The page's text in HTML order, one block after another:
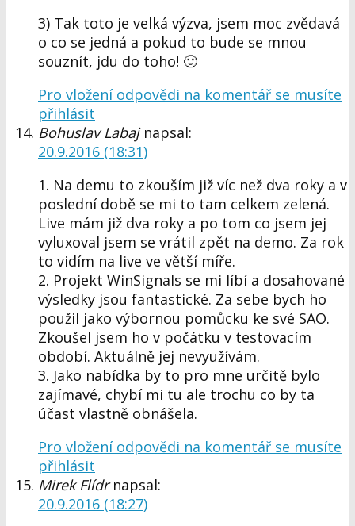
3) Tak toto je velká výzva, jsem moc zvědavá
o co se jedná a pokud to bude se mnou
souznít, jdu do toho! 🙂
Pro vložení odpovědi na komentář se musíte
přihlásit
Bohuslav Labaj napsal:
20.9.2016 (18:31)
1. Na demu to zkouším již víc než dva roky a v
poslední době se mi to tam celkem zelená.
Live mám již dva roky a po tom co jsem jej
vyluxoval jsem se vrátil zpět na demo. Za rok
to vidím na live ve větší míře.
2. Projekt WinSignals se mi líbí a dosahované
výsledky jsou fantastické. Za sebe bych ho
použil jako výbornou pomůcku ke své SAO.
Zkoušel jsem ho v počátku v testovacím
období. Aktuálně jej nevyužívám.
3. Jako nabídka by to pro mne určitě bylo
zajímavé, chybí mi tu ale trochu co by ta
účast vlastně obnášela.
Pro vložení odpovědi na komentář se musíte
přihlásit
Mirek Flídr napsal:
20.9.2016 (18:27)